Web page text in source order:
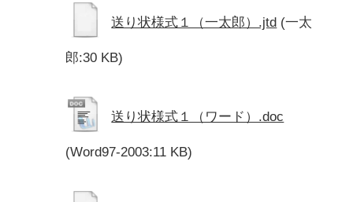
送り状様式１（一太郎）.jtd (一太
郎:30 KB)
送り状様式１（ワード）.doc
(Word97-2003:11 KB)